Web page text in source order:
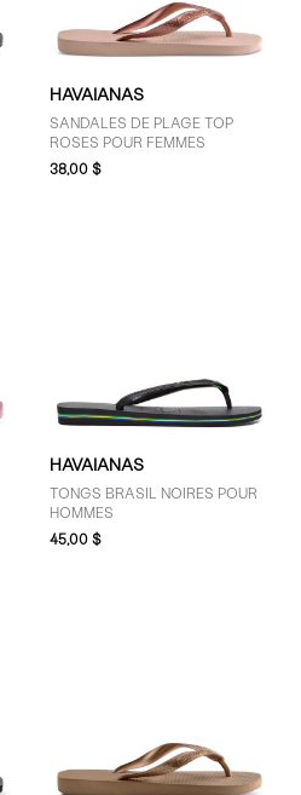
HAVAIANAS
SANDALES DE PLAGE TOP
ROSES POUR FEMMES
38,00 $
HAVAIANAS
TONGS BRASIL NOIRES POUR
HOMMES
45,00 $